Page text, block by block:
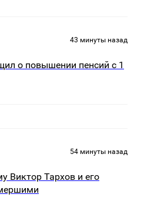
43 минуты назад
о повышении пенсий с 1
54 минуты назад
Виктор Тархов и его